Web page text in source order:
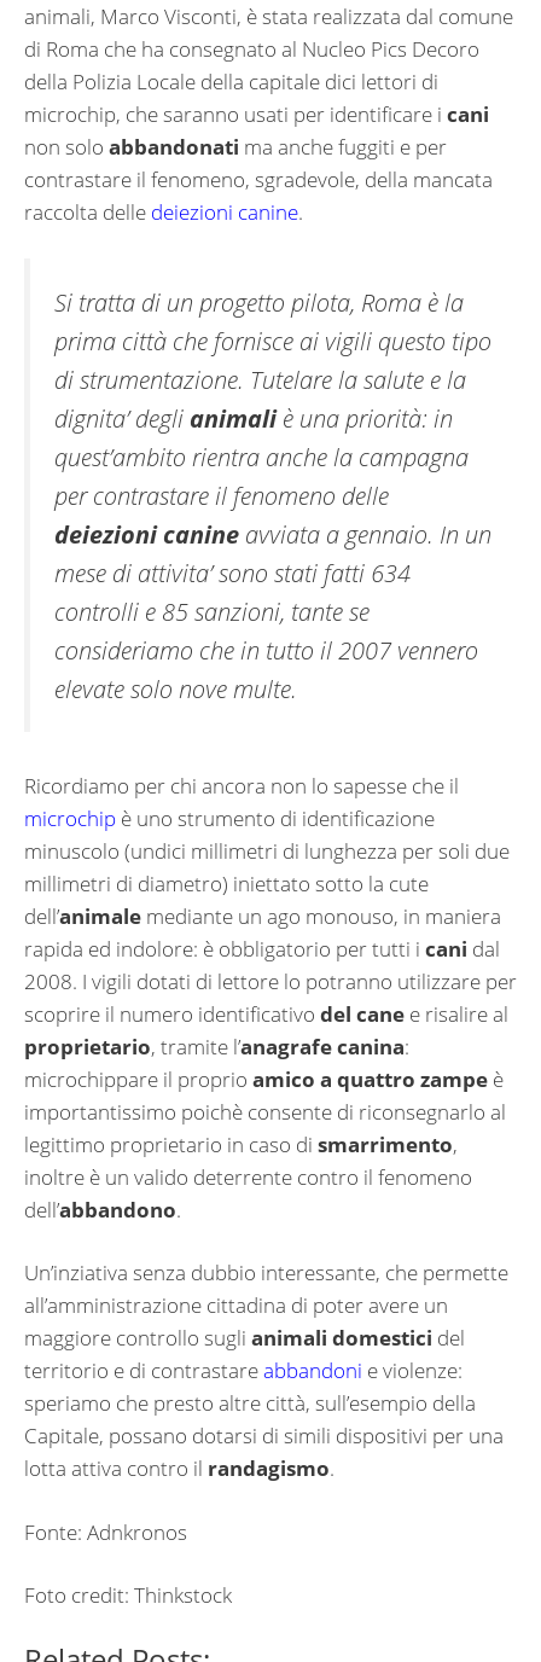
animali, Marco Visconti, è stata realizzata dal comune
di Roma che ha consegnato al Nucleo Pics Decoro
della Polizia Locale della capitale dici lettori di
microchip, che saranno usati per identificare i cani
non solo abbandonati ma anche fuggiti e per
contrastare il fenomeno, sgradevole, della mancata
raccolta delle deiezioni canine.
Si tratta di un progetto pilota, Roma è la
prima città che fornisce ai vigili questo tipo
di strumentazione. Tutelare la salute e la
dignita’ degli animaliè una priorità: in
quest’ambito rientra anche la campagna
per contrastare il fenomeno delle
deiezioni canine avviata a gennaio. In un
mese di attivita’ sono stati fatti 634
controlli e 85 sanzioni, tante se
consideriamo che in tutto il 2007 vennero
elevate solo nove multe.
Ricordiamo per chi ancora non lo sapesse che il
microchip è uno strumento di identificazione
minuscolo (undici millimetri di lunghezza per soli due
millimetri di diametro) iniettato sotto la cute
dell’animale mediante un ago monouso, in maniera
rapida ed indolore: è obbligatorio per tutti i cani dal
2008. I vigili dotati di lettore lo potranno utilizzare per
scoprire il numero identificativo del cane e risalire al
proprietario, tramite l’anagrafe canina:
microchippare il proprio amico a quattro zampe è
importantissimo poichè consente di riconsegnarlo al
legittimo proprietario in caso di smarrimento,
inoltre è un valido deterrente contro il fenomeno
dell’abbandono.
Un’inziativa senza dubbio interessante, che permette
all’amministrazione cittadina di poter avere un
maggiore controllo sugli animali domestici del
territorio e di contrastareabbandoni e violenze:
speriamo che presto altre città, sull’esempio della
Capitale, possano dotarsi di simili dispositivi per una
lotta attiva contro il randagismo.
Fonte: Adnkronos
Foto credit: Thinkstock